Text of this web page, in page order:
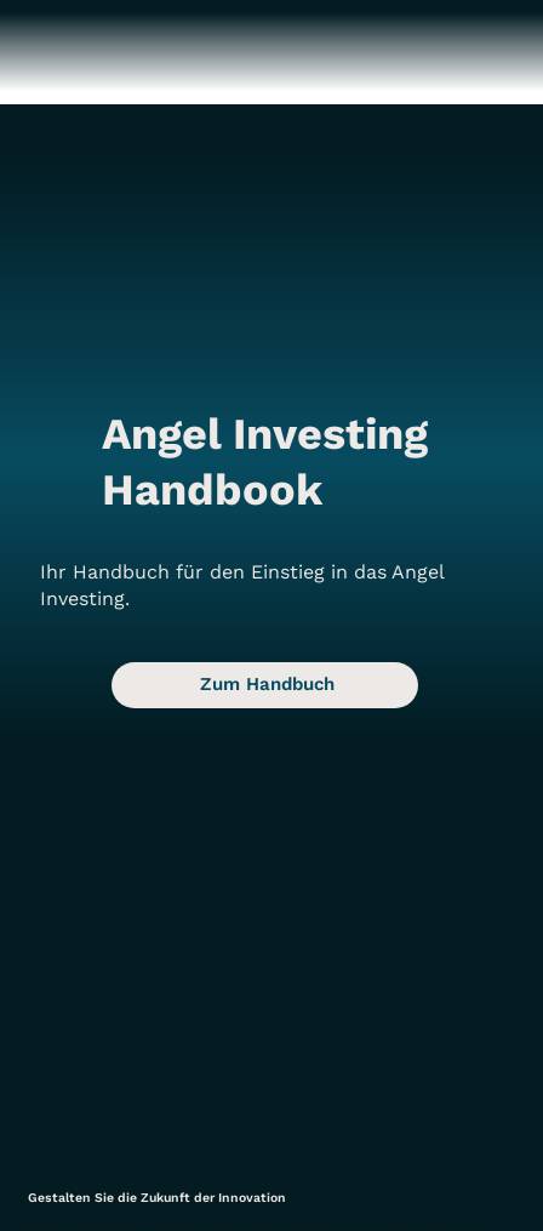
Gestalten Sie die Zukunft der Innovation
Angel Investing
Handbook
Ihr Handbuch für den Einstieg in das Angel
Investing.
Zum Handbuch